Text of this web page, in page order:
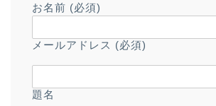
お名前 (必須)
メールアドレス (必須)
題名